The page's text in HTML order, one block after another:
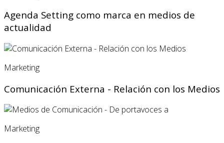
Agenda Setting como marca en medios de
actualidad
Marketing
Comunicación Externa - Relación con los Medios
Marketing